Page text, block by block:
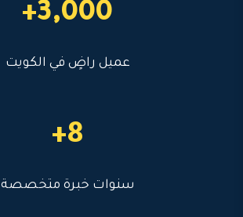
3,000+
عميل راضٍ في الكويت
8+
سنوات خبرة متخصصة